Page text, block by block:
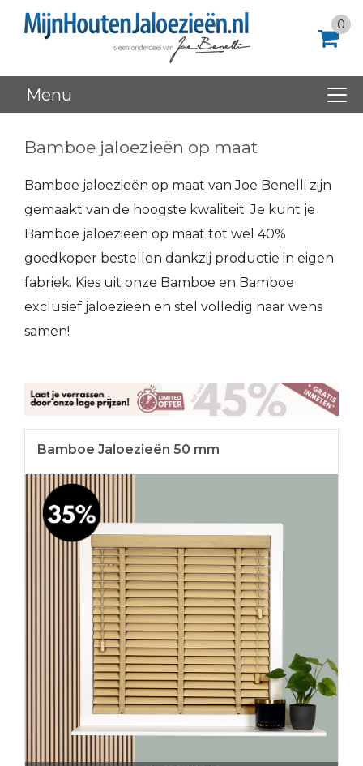
0
Menu
Bamboe jaloezieën op maat
Bamboe jaloezieën op maat van Joe Benelli zijn
gemaakt van de hoogste kwaliteit. Je kunt je
Bamboe jaloezieën op maat tot wel 40%
goedkoper bestellen dankzij productie in eigen
fabriek. Kies uit onze Bamboe en Bamboe
exclusief jaloezieën en stel volledig naar wens
samen!
Bamboe Jaloezieën 50 mm